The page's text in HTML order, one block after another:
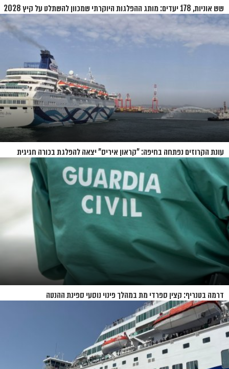
שש אוניות, 178 יעדים: מותג ההפלגות היוקרתי שמכוון להשתלט על קיץ 2028
עונת הקרוזים נפתחה בחיפה: "קראון איריס" יצאה להפלגת בכורה חגיגית
דרמה בטנריף: קצין ספרדי מת במהלך פינוי נוסעי ספינת ההנטה